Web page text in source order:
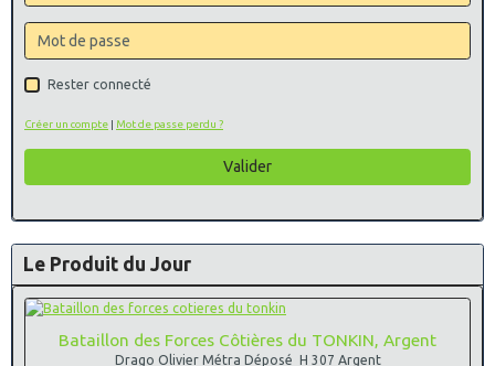
Rester connecté
Créer un compte | Mot de passe perdu ?
Valider
Le Produit du Jour
Bataillon des Forces Côtières du TONKIN, Argent
Drago Olivier Métra Déposé H 307 Argent